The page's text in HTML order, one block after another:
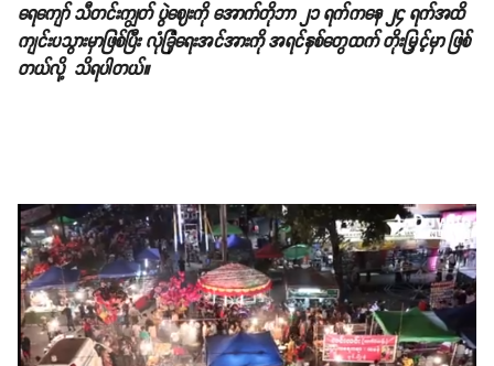
ရေကျော် သီတင်းကျွတ် ပွဲဈေးကို အောက်တိုဘာ ၂၁ ရက်ကနေ ၂၄ ရက်အထိ
ကျင်းပသွားမှာဖြစ်ပြီး လုံခြုံရေးအင်အားကို အရင်နှစ်တွေထက် တိုးမြှင့်မှာ ဖြစ်
တယ်လို့ သိရပါတယ်။